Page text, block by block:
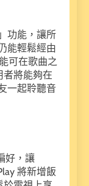
功能，讓所
能輕鬆經由
可在歌曲之
者將能夠在
一起聆聽音
好，讓
將新增飯